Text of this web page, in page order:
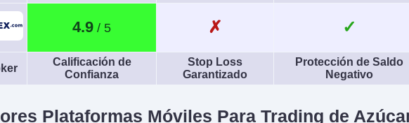
4.9 ✗ ✓
Calificación de
Confianza
Stop Loss
Garantizado
Protección de Saldo
Negativo
Plataformas Móviles Para Trading de